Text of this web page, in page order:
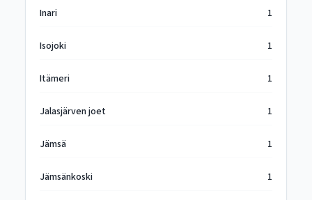
Inari 1
Isojoki 1
Itämeri 1
Jalasjärven joet 1
Jämsä 1
Jämsänkoski 1